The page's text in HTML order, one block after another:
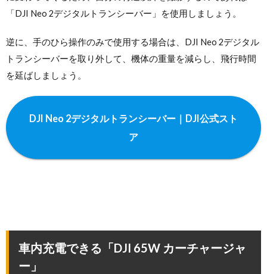
「DJI Neo 2デジタルトランシーバー」を使用しましょう。
逆に、手のひら操作のみで使用する場合は、DJI Neo 2デジタル
トランシーバーを取り外して、機体の重量を減らし、飛行時間
を延ばしましょう。
DJI Neo 2デジタルトランシーバー｜DJI公式スト
ア
車内充電できる「DJI 65W カーチャージャ
ー」